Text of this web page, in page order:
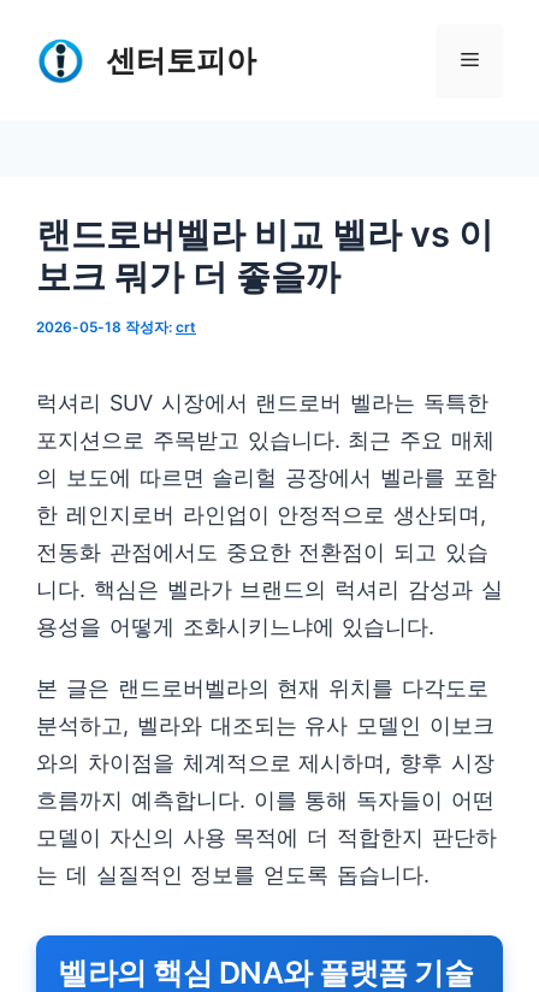
센터토피아 메
랜드로버벨라 비교 벨라 vs 이
보크 뭐가 더 좋을까
2026-05-18 작성자: crt
럭셔리 SUV 시장에서 랜드로버 벨라는 독특한
포지션으로 주목받고 있습니다. 최근 주요 매체
의 보도에 따르면 솔리헐 공장에서 벨라를 포함
한 레인지로버 라인업이 안정적으로 생산되며,
전동화 관점에서도 중요한 전환점이 되고 있습
니다. 핵심은 벨라가 브랜드의 럭셔리 감성과 실
용성을 어떻게 조화시키느냐에 있습니다.
본 글은 랜드로버벨라의 현재 위치를 다각도로
분석하고, 벨라와 대조되는 유사 모델인 이보크
와의 차이점을 체계적으로 제시하며, 향후 시장
흐름까지 예측합니다. 이를 통해 독자들이 어떤
모델이 자신의 사용 목적에 더 적합한지 판단하
는 데 실질적인 정보를 얻도록 돕습니다.
벨라의 핵심 DNA와 플랫폼 기술